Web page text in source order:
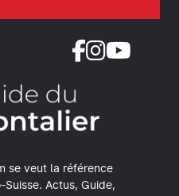
se veut la référence
Suisse. Actus, Guide,